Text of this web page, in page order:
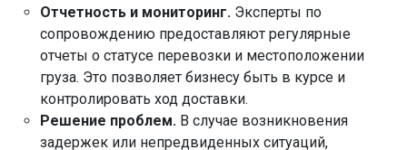
Отчетность и мониторинг. Эксперты по
сопровождению предоставляют регулярные
отчеты о статусе перевозки и местоположении
груза. Это позволяет бизнесу быть в курсе и
контролировать ход доставки.
Решение проблем. В случае возникновения
задержек или непредвиденных ситуаций,